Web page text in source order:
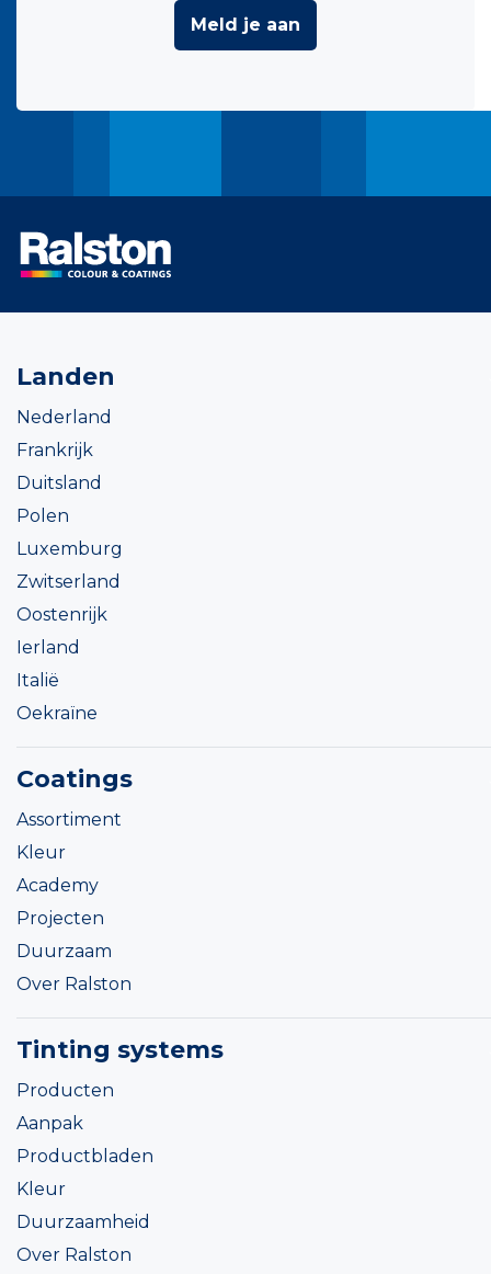
Meld je aan
Landen
Nederland
Frankrijk
Duitsland
Polen
Luxemburg
Zwitserland
Oostenrijk
Ierland
Italië
Oekraïne
Coatings
Assortiment
Kleur
Academy
Projecten
Duurzaam
Over Ralston
Tinting systems
Producten
Aanpak
Productbladen
Kleur
Duurzaamheid
Over Ralston